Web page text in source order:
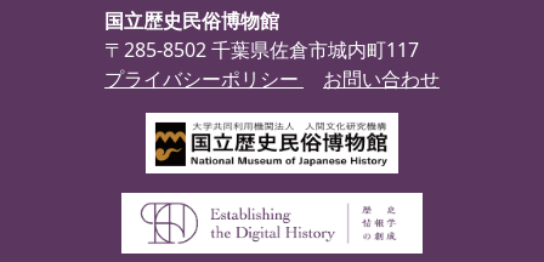
国立歴史民俗博物館
〒285-8502 千葉県佐倉市城内町117
プライバシーポリシー
お問い合わせ